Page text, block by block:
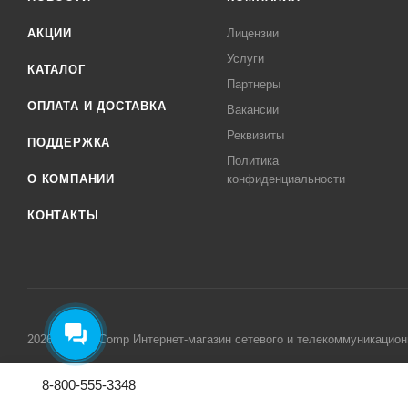
АКЦИИ
КАТАЛОГ
ОПЛАТА И ДОСТАВКА
ПОДДЕРЖКА
О КОМПАНИИ
КОНТАКТЫ
Лицензии
Услуги
Партнеры
Вакансии
Реквизиты
Политика
конфиденциальности
2026 © MikroComp Интернет-магазин сетевого и
8-800-555-3348